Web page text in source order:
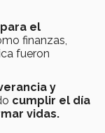
el
finanzas,
fueron
y
cumplir el día
vidas.